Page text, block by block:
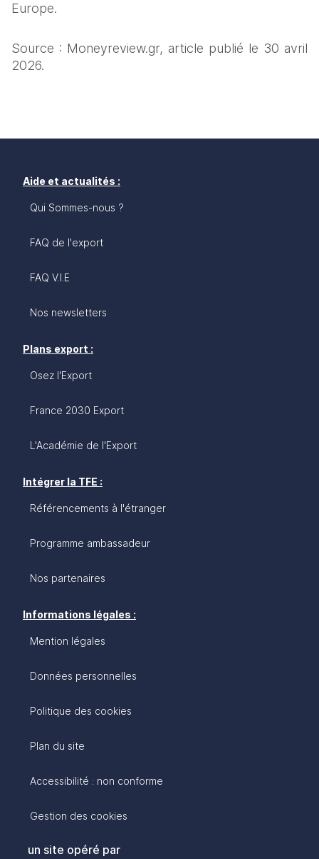
Europe.
Source : Moneyreview.gr, article publié le 30 avril
2026.
Aide et actualités :
Qui Sommes-nous ?
FAQ de l'export
FAQ V.I.E
Nos newsletters
Plans export :
Osez l'Export
France 2030 Export
L'Académie de l'Export
Intégrer la TFE :
Référencements à l'étranger
Programme ambassadeur
Nos partenaires
Informations légales :
Mention légales
Données personnelles
Politique des cookies
Plan du site
Accessibilité : non conforme
Gestion des cookies
un site opéré par